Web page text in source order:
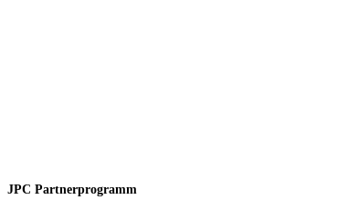
JPC Partnerprogramm